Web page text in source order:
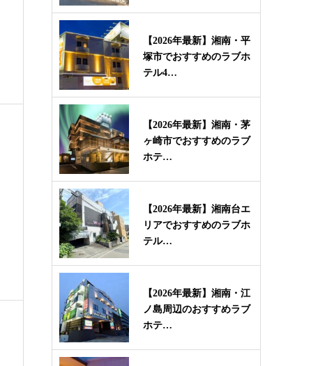
【2026年最新】湘南・平
塚市でおすすめのラブホ
テル4…
【2026年最新】湘南・茅
ヶ崎市でおすすめのラブ
ホテ…
【2026年最新】湘南台エ
リアでおすすめのラブホ
テル…
【2026年最新】湘南・江
ノ島周辺のおすすめラブ
ホテ…